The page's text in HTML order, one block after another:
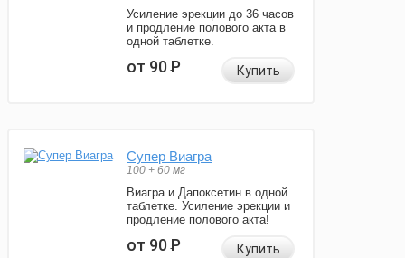
Усиление эрекции до 36 часов
и продление полового акта в
одной таблетке.
от 90Р Купить
Супер Виагра
100 + 60 мг
Виагра и Дапоксетин в одной
таблетке. Усиление эрекции и
продление полового акта!
от 90Р Купить